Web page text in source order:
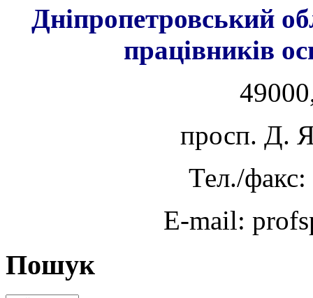
Дніпропетровський
працівників
просп. Д.
Тел./
E-mail:
Пошук